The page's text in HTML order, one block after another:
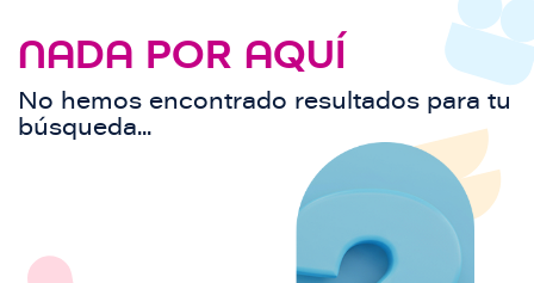
NADA POR AQUÍ
No hemos encontrado resultados para tu
búsqueda...